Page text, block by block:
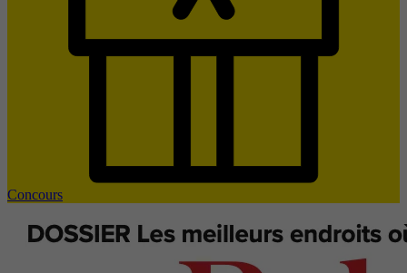
Concours